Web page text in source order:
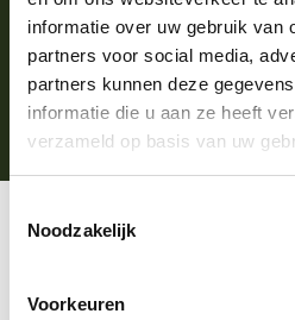
informatie over uw gebruik van
partners voor social media,
partners kunnen deze
informatie die u aan ze heeft
verzameld op basis van uw
Noodzakelijk
Voorkeuren
Daarnaast versterkt dit de
aantrekkelijkheid van
grasgevoerde dieren.
Conclusie
Bottenbouillon van